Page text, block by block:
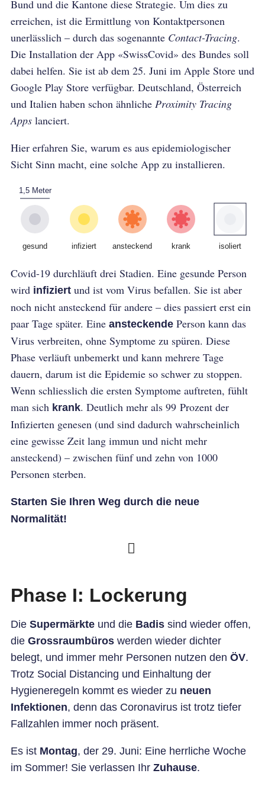
Bund und die Kantone diese Strategie. Um dies zu
erreichen, ist die Ermittlung von Kontaktpersonen
unerlässlich – durch das sogenannte Contact-Tracing.
Die Installation der App «SwissCovid» des Bundes soll
dabei helfen. Sie ist ab dem 25. Juni im Apple Store und
Google Play Store verfügbar. Deutschland, Österreich
und Italien haben schon ähnliche Proximity Tracing
Apps lanciert.
Hier erfahren Sie, warum es aus epidemiologischer
Sicht Sinn macht, eine solche App zu installieren.
1,5 Meter
gesund infiziert ansteckend krank isoliert
Covid-19 durchläuft drei Stadien. Eine gesunde Person
wird infiziert und ist vom Virus befallen. Sie ist aber
noch nicht ansteckend für andere – dies passiert erst ein
paar Tage später. Eine ansteckende Person kann das
Virus verbreiten, ohne Symptome zu spüren. Diese
Phase verläuft unbemerkt und kann mehrere Tage
dauern, darum ist die Epidemie so schwer zu stoppen.
Wenn schliesslich die ersten Symptome auftreten, fühlt
man sich krank. Deutlich mehr als 99 Prozent der
Infizierten genesen (und sind dadurch wahrscheinlich
eine gewisse Zeit lang immun und nicht mehr
ansteckend) – zwischen fünf und zehn von 1000
Personen sterben.
Starten Sie Ihren Weg durch die neue
Normalität!
Phase I: Lockerung
Die Supermärkte und die Badis sind wieder offen,
die Grossraumbüros werden wieder dichter
belegt, und immer mehr Personen nutzen den ÖV.
Trotz Social Distancing und Einhaltung der
Hygieneregeln kommt es wieder zu neuen
Infektionen, denn das Coronavirus ist trotz tiefer
Fallzahlen immer noch präsent.
Es ist Montag, der 29. Juni: Eine herrliche Woche
im Sommer! Sie verlassen Ihr Zuhause.